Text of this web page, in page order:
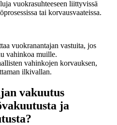
vuokrasuhteeseen liittyvissä
tai korvausvaateissa.
vuokranantajan vastuita, jos
vahinkoa muille.
vahinkojen korvauksen,
ilkivallan.
vakuutus
ja